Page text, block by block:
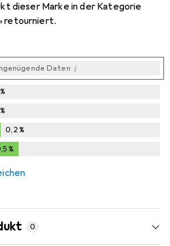
dieser Marke in der Kategorie
retourniert.
Daten i
%
%
0,2%
%
0